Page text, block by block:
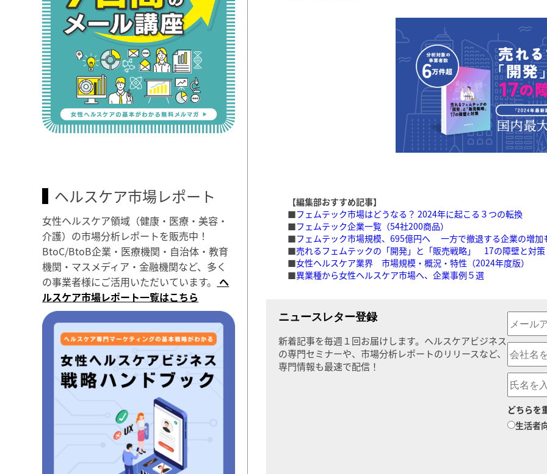
【編集部おすすめ記事】
■フェムテック市場はどうなる？ 2024年に起こる３つの転換
■フェムテック企業一覧（54社200商品）
■フェムテック市場規模、695億円へ 一方で撤退する企業の増加
■売れるフェムテックの「開発」と「販売戦略」 17の障壁と対策
■女性ヘルスケア業界 市場規模・概況・特性（2024年度版）
■異業種から女性ヘルスケア市場へ、企業事例５選
ニュースレター登録
新着記事を毎週１回お届けします。ヘルスケアビジネス
の専門セミナーや、市場分析レポートのリリースなど、
専門情報も最速で配信！
どちらを
生活者
ヘルスケア市場レポート
女性ヘルスケア領域（健康・医療・美容・
介護）の市場分析レポートを販売中！
BtoC/BtoB企業・医療機関・自治体・教育
機関・マスメディア・金融機関など、多く
の事業者様にご活用いただいています。 ヘ
ルスケア市場レポート一覧はこちら